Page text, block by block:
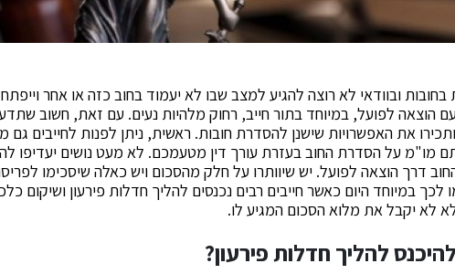
ובוודאי לא רוצה להגיע למצב שבו לא יעמוד בחוב כזה או אחר
הוצאה לפועל, במיוחד בתור חייב, רחוק מלהיות נעים. עם זאת, חשוב
ותכירו את האפשרויות שישנן להסדרת חובות. ראשית, ניתן לפנות לחייבים גם
מו"מ על הסדרת החוב בעזרת עורך דין מטעמכם. לא מעט נושים יעדיפו
דרך הוצאה לפועל. יש שיוותרו על חלק מהסכום ויש כאלה שיסכימו
לכך במיוחד היום כאשר חייבים רבים נכנסים להליך חדלות פירעון ושיקום
לא יקבל את מלוא הסכום המגיע לו.
להליך חדלות פירעון?